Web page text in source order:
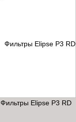
Фильтры Elipse P3 RD